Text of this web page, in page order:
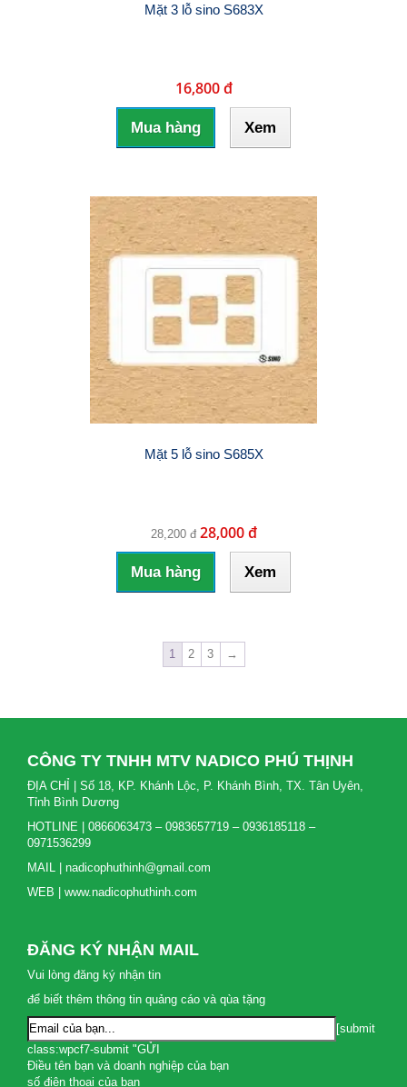
Mặt 3 lỗ sino S683X
16,800 đ
Mua hàng Xem
Mặt 5 lỗ sino S685X
28,200 đ 28,000 đ
Mua hàng Xem
1 2 3 →
CÔNG TY TNHH MTV NADICO PHÚ THỊNH
ĐỊA CHỈ | Số 18, KP. Khánh Lộc, P. Khánh Bình, TX. Tân Uyên,
Tỉnh Bình Dương
HOTLINE | 0866063473 – 0983657719 – 0936185118 –
0971536299
MAIL | nadicophuthinh@gmail.com
WEB | www.nadicophuthinh.com
ĐĂNG KÝ NHẬN MAIL
Vui lòng đăng ký nhận tin
để biết thêm thông tin quảng cáo và qùa tặng
[submit
class:wpcf7-submit "GỬI
Điều tên bạn và doanh nghiệp của bạn
số điện thoại của bạn